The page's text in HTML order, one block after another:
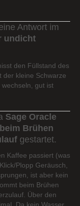
Antwort im
undicht
den Füllstand des
der kleine Schwarze
gut ist
Sage Oracle
Brühen
gestartet.
Kaffee passiert (was
Plopp Geräusch,
ist aber kein
beim Brühen
Über den
Da kein Wasser